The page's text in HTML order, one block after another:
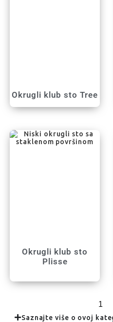
Okrugli klub sto Tree
Okrugli klub sto
Plisse
1
Saznajte više o ovoj